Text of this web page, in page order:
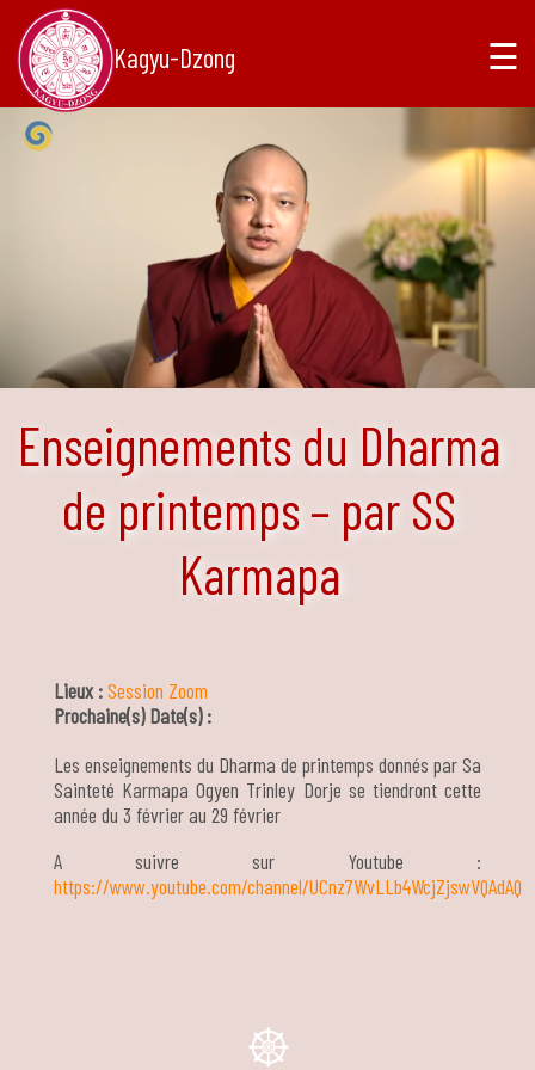
Kagyu-Dzong ☰
Enseignements du Dharma
de printemps – par SS
Karmapa
Lieux :Session Zoom
Prochaine(s) Date(s) :
Les enseignements du Dharma de printemps donnés par Sa
Sainteté Karmapa Ogyen Trinley Dorje se tiendront cette
année du 3 février au 29 février
A suivre sur Youtube :
https://www.youtube.com/channel/UCnz7WvLLb4WcjZjswVQAdAQ
e